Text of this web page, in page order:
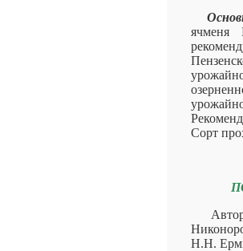
ячменя
Сорт
Н.Н.